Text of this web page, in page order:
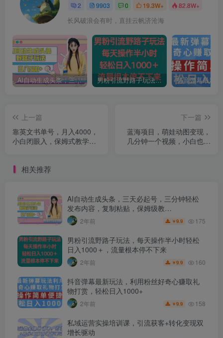
2 9903 0 19.3W+ 82.8W+
长风破浪会有时，直挂云帆济沧海
AI自动生成头条，三天必起号，三分钟轻松发布内容，复制粘贴，保姆级教… 男粉引流野路子玩法，每天操作半小时轻松日入1000＋，流量根本停不下来
上一篇
靠英文书单号，月入4000，
小白闭眼入，保姆式教学，
下一篇
蓝海项目，萌娃动图变现，
几分钟一个视频，小白也可
相关推荐
AI自动生成头条，三天必起号，三分钟轻松
发布内容，复制粘贴，保姆级教…
2年前 ￥9.9 175
男粉引流野路子玩法，每天操作半小时轻松
日入1000＋，流量根本停不下来
2年前 ￥9.9 160
抖音弹幕最新玩法，利用粉丝好奇心赚取礼
物打赏，轻松日入1000+
2年前 ￥9.9 158
私域运营实操培训课，引流获客+转化变现双
增长驱动